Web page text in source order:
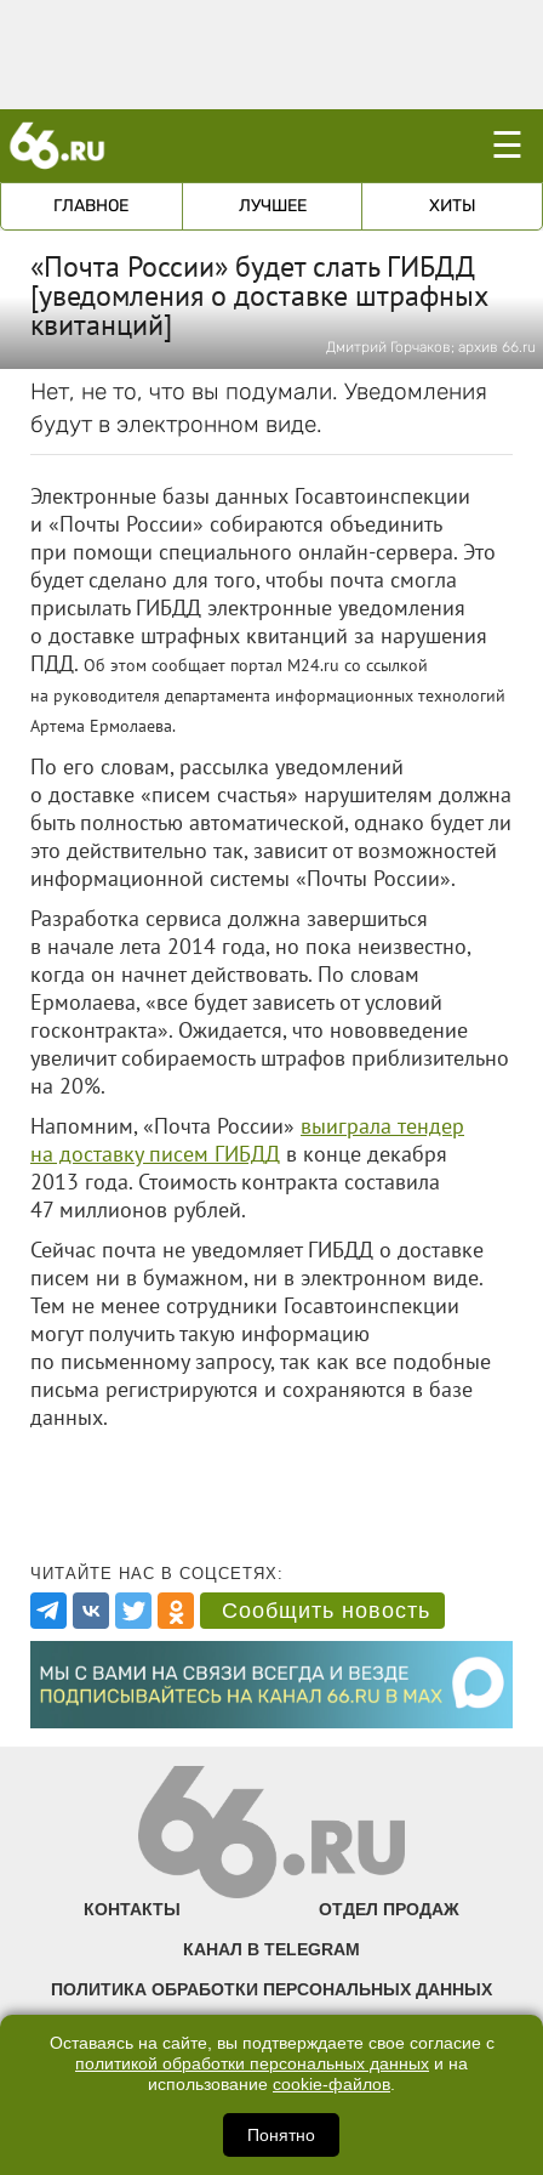
☰
ГЛАВНОЕ ЛУЧШЕЕ ХИТЫ
«Почта России» будет слать ГИБДД
[уведомления о доставке штрафных
квитанций]
Дмитрий Горчаков; архив 66.ru
Нет, не то, что вы подумали. Уведомления
будут в электронном виде.
Электронные базы данных Госавтоинспекции
и «Почты России» собираются объединить
при помощи специального онлайн-сервера. Это
будет сделано для того, чтобы почта смогла
присылать ГИБДД электронные уведомления
о доставке штрафных квитанций за нарушения
ПДД. Об этом сообщает портал M24.ru со ссылкой
на руководителя департамента информационных технологий
Артема Ермолаева.
По его словам, рассылка уведомлений
о доставке «писем счастья» нарушителям должна
быть полностью автоматической, однако будет ли
это действительно так, зависит от возможностей
информационной системы «Почты России».
Разработка сервиса должна завершиться
в начале лета 2014 года, но пока неизвестно,
когда он начнет действовать. По словам
Ермолаева, «все будет зависеть от условий
госконтракта». Ожидается, что нововведение
увеличит собираемость штрафов приблизительно
на 20%.
Напомним, «Почта России» выиграла тендер
на доставку писем ГИБДД в конце декабря
2013 года. Стоимость контракта составила
47 миллионов рублей.
Сейчас почта не уведомляет ГИБДД о доставке
писем ни в бумажном, ни в электронном виде.
Тем не менее сотрудники Госавтоинспекции
могут получить такую информацию
по письменному запросу, так как все подобные
письма регистрируются и сохраняются в базе
данных.
ЧИТАЙТЕ НАС В СОЦСЕТЯХ:
Сообщить новость
КОНТАКТЫ ОТДЕЛ ПРОДАЖ
КАНАЛ В TELEGRAM
ПОЛИТИКА ОБРАБОТКИ ПЕРСОНАЛЬНЫХ ДАННЫХ
©2007—2025 66.RU. Воспроизведение, сообщение, доведение до всеобщего
правообладателя запрещено. Сетевое издание «Современный портал
Екатеринбурга — «66.ru» (18+) зарегистрировано Федеральной службой по
надзору в сфере связи, информационных технологий и массовых коммуникаций
Оставаясь на сайте, вы подтверждаете свое согласие с
политикой обработки персональных данных и на
использование cookie-файлов.
Понятно